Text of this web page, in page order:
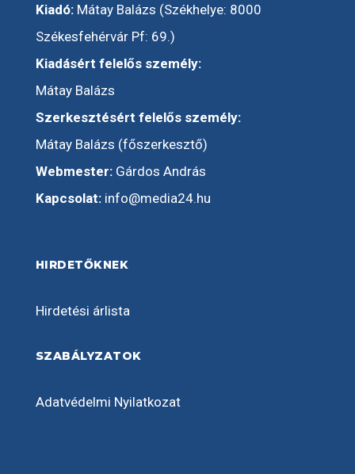
Kiadó:Mátay Balázs (Székhelye: 8000
Székesfehérvár Pf: 69.)
Kiadásért felelős személy:
Mátay Balázs
Szerkesztésért felelős személy:
Mátay Balázs (főszerkesztő)
Webmester:Gárdos András
Kapcsolat: info@media24.hu
HIRDETŐKNEK
Hirdetési árlista
SZABÁLYZATOK
Adatvédelmi Nyilatkozat